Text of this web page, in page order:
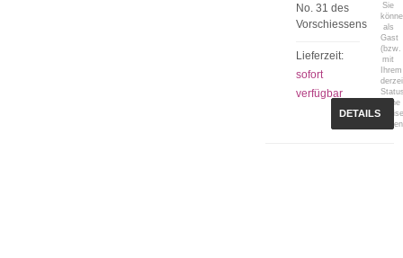
No. 31 des
Vorschiessens
Lieferzeit:
sofort
verfügbar
Sie
als
Gast
(bzw.
mit
Ihrem
keine
DETAILS